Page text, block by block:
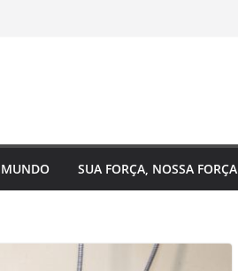
MUNDO SUA FORÇA, NOSSA FORÇA